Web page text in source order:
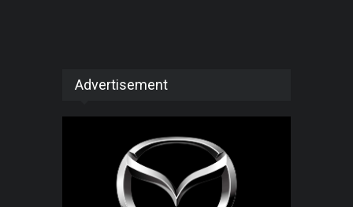
Advertisement